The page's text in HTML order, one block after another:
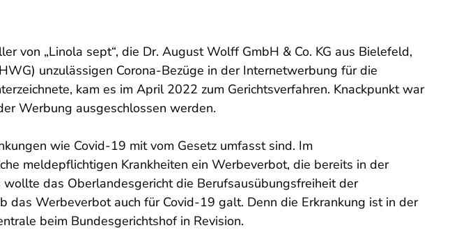
von „Linola sept“, die Dr. August Wolff GmbH & Co. KG aus Bielefeld,
unzulässigen Corona-Bezüge in der Internetwerbung für die
kam es im April 2022 zum Gerichtsverfahren. Knackpunkt war
Werbung ausgeschlossen werden.
wie Covid-19 mit vom Gesetz umfasst sind. Im
meldepflichtigen Krankheiten ein Werbeverbot, die bereits in der
das Oberlandesgericht die Berufsausübungsfreiheit der
das Werbeverbot auch für Covid-19 galt. Denn die Erkrankung ist in der
beim Bundesgerichtshof in Revision.